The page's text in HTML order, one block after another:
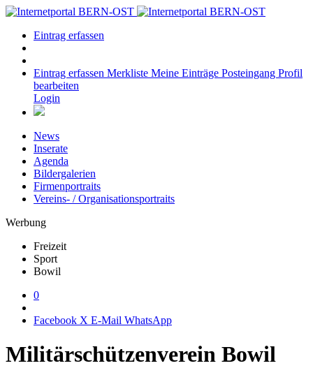
Eintrag erfassen
Eintrag erfassen Merkliste Meine Einträge Posteingang Profil
bearbeiten
Login
News
Inserate
Agenda
Bildergalerien
Firmenportraits
Vereins- / Organisationsportraits
Werbung
Freizeit
Sport
Bowil
0
Facebook X E-Mail WhatsApp
Militärschützenverein Bowil